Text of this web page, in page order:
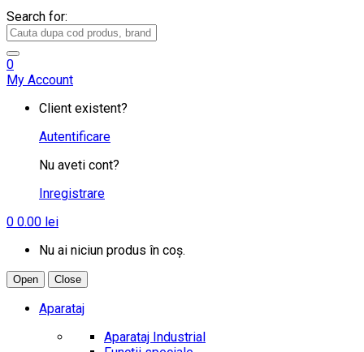
Search for:
0
My Account
Client existent?
Autentificare
Nu aveti cont?
Inregistrare
0 0.00 lei
Nu ai niciun produs în coș.
Open Close
Aparataj
Aparataj Industrial